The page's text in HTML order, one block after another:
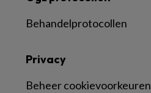
Behandelprotocollen
Privacy
Beheer cookievoorkeuren